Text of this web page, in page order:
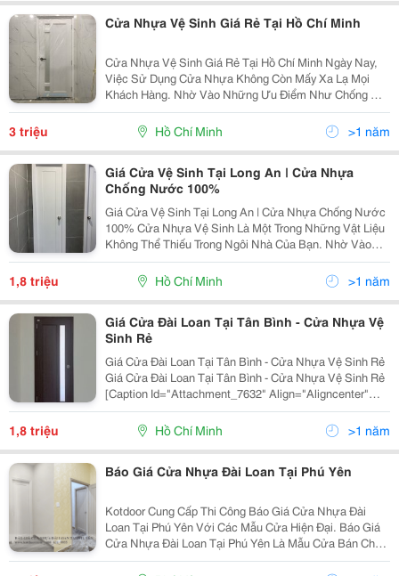
Cửa Nhựa Vệ Sinh Giá Rẻ Tại Hồ Chí Minh
Cửa Nhựa Vệ Sinh Giá Rẻ Tại Hồ Chí Minh Ngày Nay,
Việc Sử Dụng Cửa Nhựa Không Còn Mấy Xa Lạ Mọi
Khách Hàng. Nhờ Vào Những Ưu Điểm Như Chống Mối
Mọt, Chống Thấm Nước, Chống Ẩm...nên Hầu Như Nó
Có Thể Thay Thế Được Cửa Gỗ Tự Nhiên. Nhưng Cửa
Nhựa Sẽ...
3 triệu Hồ Chí Minh >1 năm
Giá Cửa Vệ Sinh Tại Long An | Cửa Nhựa
Chống Nước 100%
Giá Cửa Vệ Sinh Tại Long An | Cửa Nhựa Chống Nước
100% Cửa Nhựa Vệ Sinh Là Một Trong Những Vật Liệu
Không Thể Thiếu Trong Ngôi Nhà Của Bạn. Nhờ Vào
Cấu Tạo Của Chúng Là Nhựa Nên Có Khả Nắng Chống
Nước Tuyệt Tối, Không Gây Ẩm Mốc Và Mối Mọt.
1,8 triệu Hồ Chí Minh >1 năm
Giá Cửa Đài Loan Tại Tân Bình - Cửa Nhựa Vệ
Sinh Rẻ
Giá Cửa Đài Loan Tại Tân Bình - Cửa Nhựa Vệ Sinh Rẻ
Giá Cửa Đài Loan Tại Tân Bình - Cửa Nhựa Vệ Sinh Rẻ
[Caption Id="Attachment_7632" Align="Aligncenter"
Width="800"] Cửa Nhựa Đài Loan [/Caption] Phân Loại
Giá Cửa Nhựa Đài Loan Giá Cửa Đài Loan...
1,8 triệu Hồ Chí Minh >1 năm
Báo Giá Cửa Nhựa Đài Loan Tại Phú Yên
Kotdoor Cung Cấp Thi Công Báo Giá Cửa Nhựa Đài
Loan Tại Phú Yên Với Các Mẫu Cửa Hiện Đại. Báo Giá
Cửa Nhựa Đài Loan Tại Phú Yên Là Mẫu Cửa Bán Chạy
Nhất Hiện Nay Với Các Mẫu Làm Cửa Nhựa Phòng